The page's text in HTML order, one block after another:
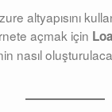
altyapısını
açmak için
nasıl